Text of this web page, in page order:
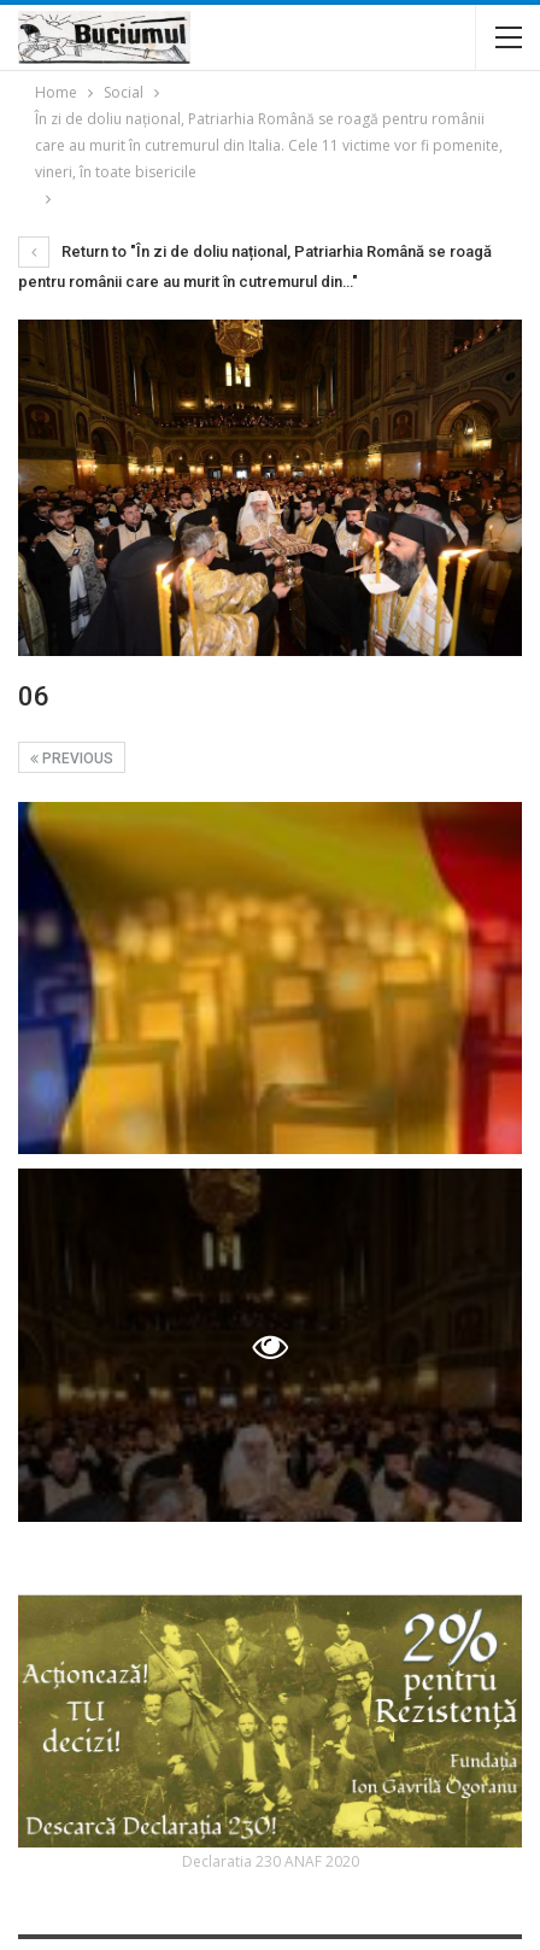
Home
Social
În zi de doliu național, Patriarhia Română se roagă pentru românii
care au murit în cutremurul din Italia. Cele 11 victime vor fi pomenite,
vineri, în toate bisericile
Return to "În zi de doliu național, Patriarhia Română se roagă
pentru românii care au murit în cutremurul din…"
06
PREVIOUS
Declaratia 230 ANAF 2020